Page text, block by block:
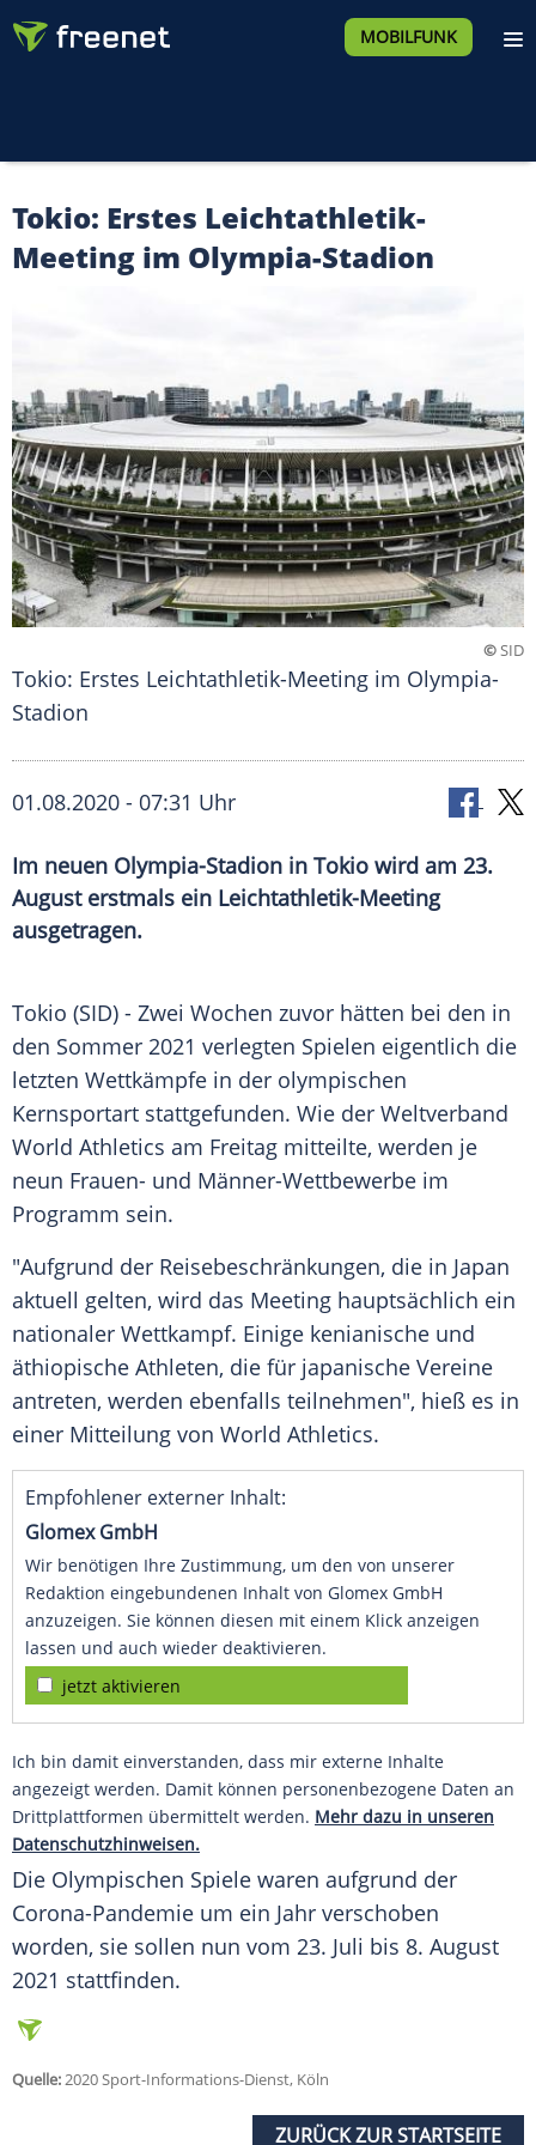
MOBILFUNK
Tokio: Erstes Leichtathletik-
Meeting im Olympia-Stadion
©SID
Tokio: Erstes Leichtathletik-Meeting im Olympia-
Stadion
01.08.2020 - 07:31 Uhr
Im neuen Olympia-Stadion in Tokio wird am 23.
August erstmals ein Leichtathletik-Meeting
ausgetragen.
Tokio (SID) - Zwei Wochen zuvor hätten bei den in
den Sommer 2021 verlegten Spielen eigentlich die
letzten Wettkämpfe in der olympischen
Kernsportart stattgefunden. Wie der Weltverband
World Athletics am Freitag mitteilte, werden je
neun Frauen- und Männer-Wettbewerbe im
Programm sein.
"Aufgrund der Reisebeschränkungen, die in Japan
aktuell gelten, wird das Meeting hauptsächlich ein
nationaler Wettkampf. Einige kenianische und
äthiopische Athleten, die für japanische Vereine
antreten, werden ebenfalls teilnehmen", hieß es in
einer Mitteilung von World Athletics.
Empfohlener externer Inhalt:
Glomex GmbH
Wir benötigen Ihre Zustimmung, um den von unserer
Redaktion eingebundenen Inhalt von Glomex GmbH
anzuzeigen. Sie können diesen mit einem Klick anzeigen
lassen und auch wieder deaktivieren.
jetzt aktivieren
Ich bin damit einverstanden, dass mir externe Inhalte
angezeigt werden. Damit können personenbezogene Daten an
Drittplattformen übermittelt werden. Mehr dazu in unseren
Datenschutzhinweisen.
Die Olympischen Spiele waren aufgrund der
Corona-Pandemie um ein Jahr verschoben
worden, sie sollen nun vom 23. Juli bis 8. August
2021 stattfinden.
Quelle:2020 Sport-Informations-Dienst, Köln
ZURÜCK ZUR STARTSEITE